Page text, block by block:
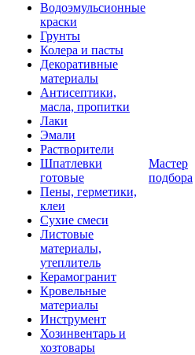
Водоэмульсионные
краски
Грунты
Колера и пасты
Декоративные
материалы
Антисептики,
масла, пропитки
Лаки
Эмали
Растворители
Шпатлевки
готовые
Пены, герметики,
клеи
Сухие смеси
Листовые
материалы,
утеплитель
Керамогранит
Кровельные
материалы
Инструмент
Хозинвентарь и
хозтовары
Мастер
подбора